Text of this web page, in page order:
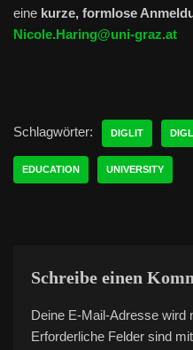
eine kurze, formlose
Nicole.Haring@uni-graz.at
Schlagwörter: DIGLIT
EDUCATION UNIVERSITY
Schreibe einen
Deine E-Mail-Adresse wird
Erforderliche Felder sind mit
A
lt